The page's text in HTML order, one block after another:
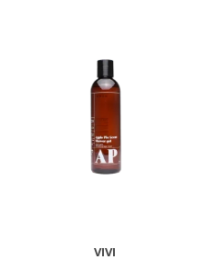
VIVI